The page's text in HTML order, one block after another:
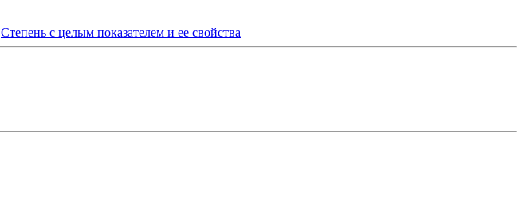
Степень с целым показателем и ее свойства